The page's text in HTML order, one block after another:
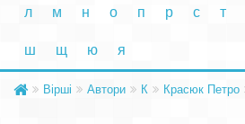
л м н о п р с т
ш щ ю я
Вірші Автори К Красюк Петро